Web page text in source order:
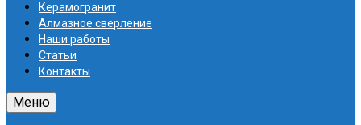
Керамогранит
Алмазное сверление
Наши работы
Статьи
Контакты
Меню